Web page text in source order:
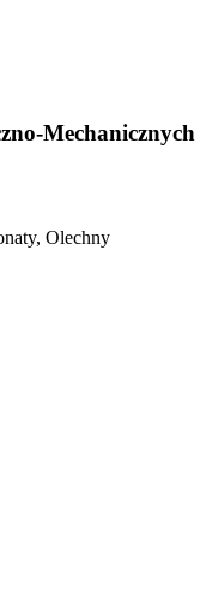
Mechanicznych
Olechny